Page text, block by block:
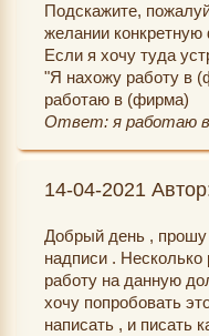
Подскажите,
желании
Если я хочу туда
"Я нахожу работу в
работаю в (фирма)
Ответ: я работаю
14-04-2021
Добрый день ,
надписи . Несколько
работу на данную
хочу попробовать
написать , и писать